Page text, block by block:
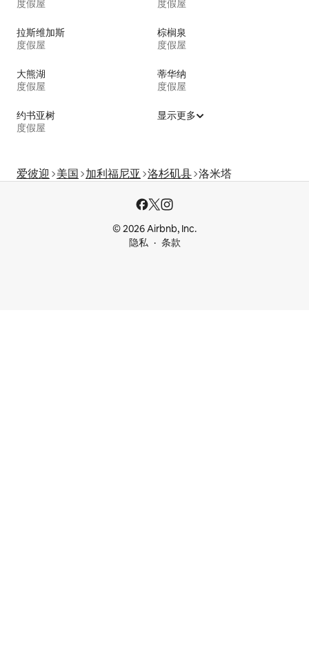
度假屋 度假屋
拉斯维加斯
度假屋
棕榈泉
度假屋
大熊湖
度假屋
蒂华纳
度假屋
约书亚树
度假屋
显示更多
爱彼迎 美国 加利福尼亚 洛杉矶县 洛米塔
© 2026 Airbnb, Inc.
隐私
条款